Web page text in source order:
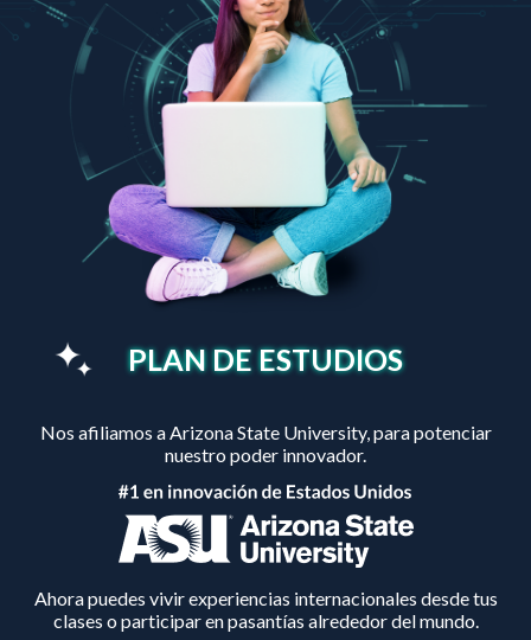
PLAN DE ESTUDIOS
Nos afiliamos a Arizona State University, para potenciar
nuestro poder innovador.
Ahora puedes vivir experiencias internacionales desde tus
clases o participar en pasantías alrededor del mundo.